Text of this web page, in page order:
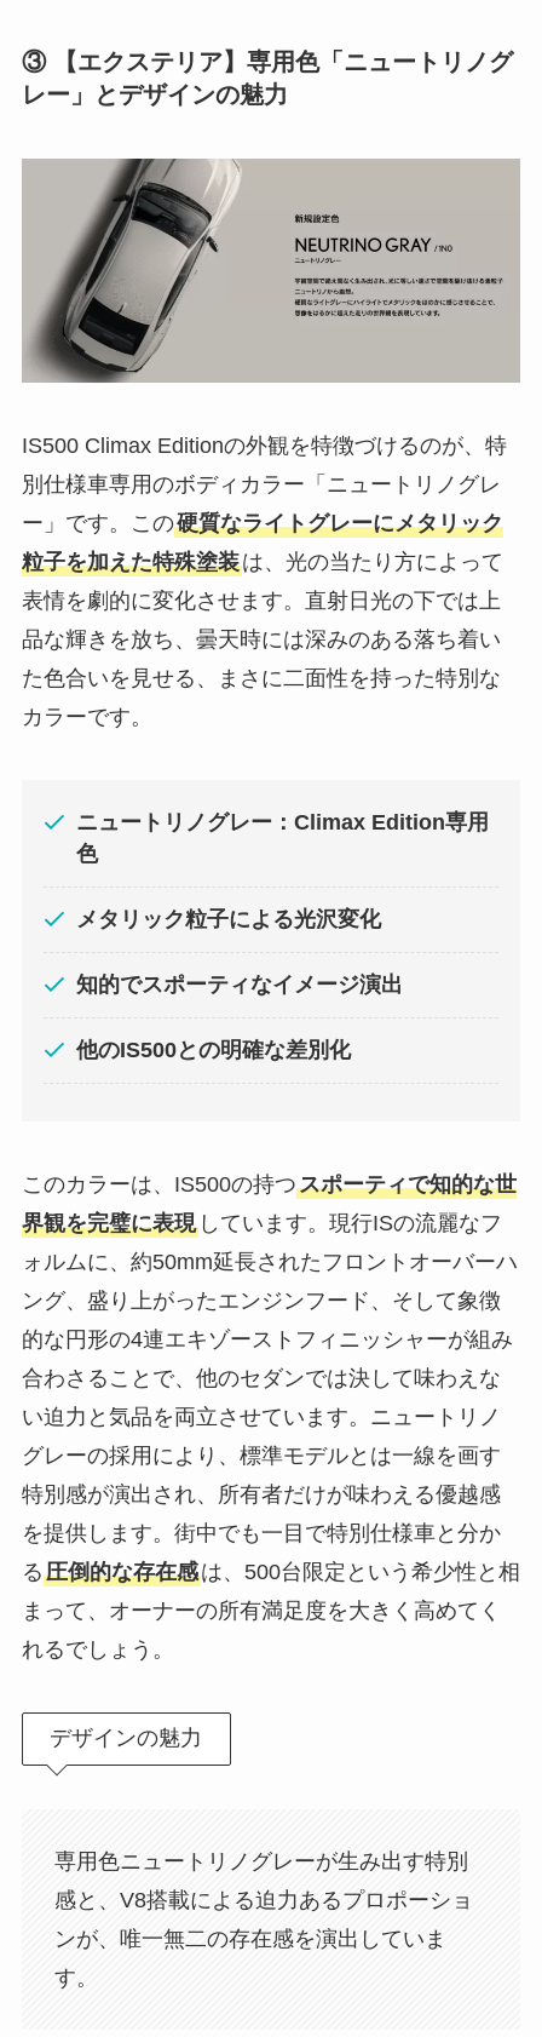
③ 【エクステリア】専用色「ニュートリノグ
レー」とデザインの魅力
IS500 Climax Editionの外観を特徴づけるのが、特
別仕様車専用のボディカラー「ニュートリノグレ
ー」です。この硬質なライトグレーにメタリック
粒子を加えた特殊塗装は、光の当たり方によって
表情を劇的に変化させます。直射日光の下では上
品な輝きを放ち、曇天時には深みのある落ち着い
た色合いを見せる、まさに二面性を持った特別な
カラーです。
ニュートリノグレー：Climax Edition専用
色
メタリック粒子による光沢変化
知的でスポーティなイメージ演出
他のIS500との明確な差別化
このカラーは、IS500の持つスポーティで知的な世
界観を完璧に表現しています。現行ISの流麗なフ
ォルムに、約50mm延長されたフロントオーバーハ
ング、盛り上がったエンジンフード、そして象徴
的な円形の4連エキゾーストフィニッシャーが組み
合わさることで、他のセダンでは決して味わえな
い迫力と気品を両立させています。ニュートリノ
グレーの採用により、標準モデルとは一線を画す
特別感が演出され、所有者だけが味わえる優越感
を提供します。街中でも一目で特別仕様車と分か
る圧倒的な存在感は、500台限定という希少性と相
まって、オーナーの所有満足度を大きく高めてく
れるでしょう。
デザインの魅力
専用色ニュートリノグレーが生み出す特別
感と、V8搭載による迫力あるプロポーショ
ンが、唯一無二の存在感を演出していま
す。